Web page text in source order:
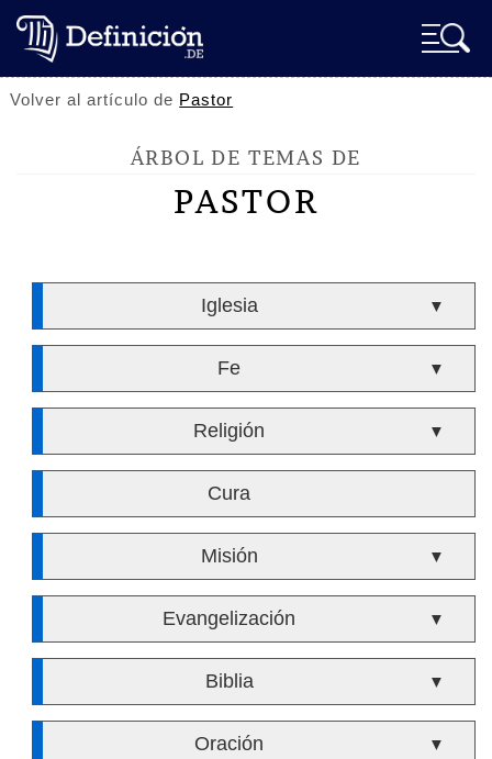
Volver al artículo de Pastor
ÁRBOL DE TEMAS DE
PASTOR
Iglesia ▼
Fe ▼
Religión ▼
Cura
Misión ▼
Evangelización ▼
Biblia ▼
Oración ▼